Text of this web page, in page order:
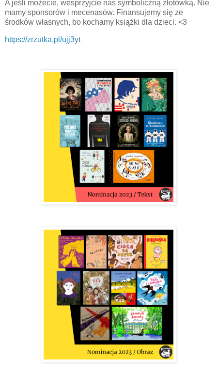
A jeśli możecie, wesprzyjcie nas symboliczną złotówką. Nie
mamy sponsorów i mecenasów. Finansujemy się ze
środków własnych, bo kochamy książki dla dzieci. <3
https://zrzutka.pl/ujj3yt